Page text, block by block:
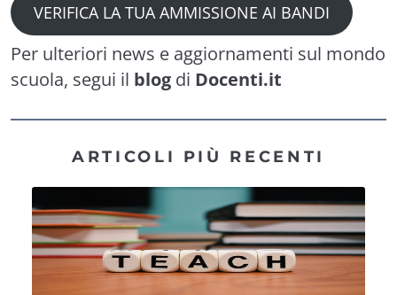
VERIFICA LA TUA AMMISSIONE AI BANDI
Per ulteriori news e aggiornamenti sul mondo
scuola, segui il blog di Docenti.it
ARTICOLI PIÙ RECENTI